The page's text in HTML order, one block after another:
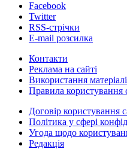
Facebook
Twitter
RSS-стрічки
E-mail розсилка
Контакти
Реклама на сайті
Використання
Правила користування
Договір користування
Політика у сфері
Угода щодо
Редакція